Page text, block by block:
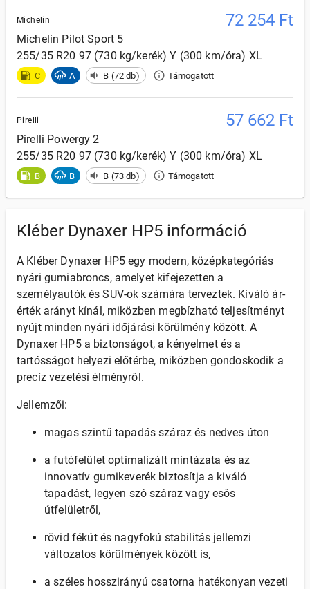
Michelin 72 254 Ft
Michelin Pilot Sport 5
255/35 R20 97 (730 kg/kerék) Y (300 km/óra) XL
C A B (72 db) Támogatott
Pirelli 57 662 Ft
Pirelli Powergy 2
255/35 R20 97 (730 kg/kerék) Y (300 km/óra) XL
B B B (73 db) Támogatott
Kléber Dynaxer HP5 információ
A Kléber Dynaxer HP5 egy modern, középkategóriás
nyári gumiabroncs, amelyet kifejezetten a
személyautók és SUV-ok számára terveztek. Kiváló ár-
érték arányt kínál, miközben megbízható teljesítményt
nyújt minden nyári időjárási körülmény között. A
Dynaxer HP5 a biztonságot, a kényelmet és a
tartósságot helyezi előtérbe, miközben gondoskodik a
precíz vezetési élményről.
Jellemzői:
magas szintű tapadás száraz és nedves úton
a futófelület optimalizált mintázata és az
innovatív gumikeverék biztosítja a kiváló
tapadást, legyen szó száraz vagy esős
útfelületről,
rövid fékút és nagyfokú stabilitás jellemzi
változatos körülmények között is,
a széles hosszirányú csatorna hatékonyan vezeti